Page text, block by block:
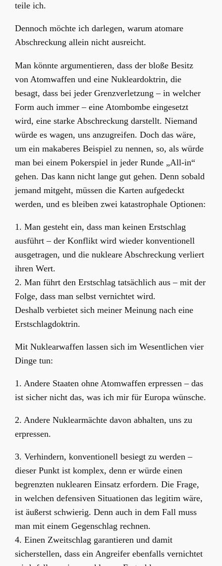
teile ich.
Dennoch möchte ich darlegen, warum atomare
Abschreckung allein nicht ausreicht.
Man könnte argumentieren, dass der bloße Besitz
von Atomwaffen und eine Nukleardoktrin, die
besagt, dass bei jeder Grenzverletzung – in welcher
Form auch immer – eine Atombombe eingesetzt
wird, eine starke Abschreckung darstellt. Niemand
würde es wagen, uns anzugreifen. Doch das wäre,
um ein makaberes Beispiel zu nennen, so, als würde
man bei einem Pokerspiel in jeder Runde „All-in“
gehen. Das kann nicht lange gut gehen. Denn sobald
jemand mitgeht, müssen die Karten aufgedeckt
werden, und es bleiben zwei katastrophale Optionen:
1. Man gesteht ein, dass man keinen Erstschlag
ausführt – der Konflikt wird wieder konventionell
ausgetragen, und die nukleare Abschreckung verliert
ihren Wert.
2. Man führt den Erstschlag tatsächlich aus – mit der
Folge, dass man selbst vernichtet wird.
Deshalb verbietet sich meiner Meinung nach eine
Erstschlagdoktrin.
Mit Nuklearwaffen lassen sich im Wesentlichen vier
Dinge tun:
1. Andere Staaten ohne Atomwaffen erpressen – das
ist sicher nicht das, was ich mir für Europa wünsche.
2. Andere Nuklearmächte davon abhalten, uns zu
erpressen.
3. Verhindern, konventionell besiegt zu werden –
dieser Punkt ist komplex, denn er würde einen
begrenzten nuklearen Einsatz erfordern. Die Frage,
in welchen defensiven Situationen das legitim wäre,
ist äußerst schwierig. Denn auch in dem Fall muss
man mit einem Gegenschlag rechnen.
4. Einen Zweitschlag garantieren und damit
sicherstellen, dass ein Angreifer ebenfalls vernichtet